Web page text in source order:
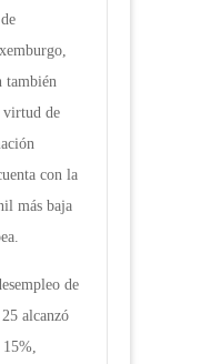
también
virtud de
con la
más baja
de
alcanzó